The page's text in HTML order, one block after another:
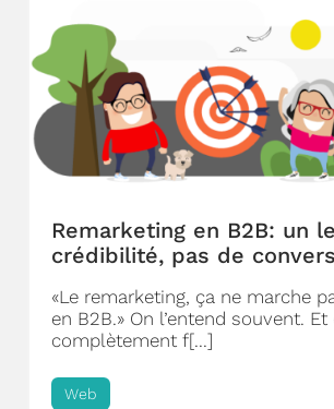
Remarketing en B2B: un
crédibilité, pas de
«Le remarketing, ça ne marche
en B2B.» On l’entend souvent. Et
complètement f[...]
Web